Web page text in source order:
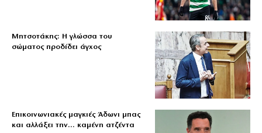
Μητσοτάκης: Η γλώσσα του
σώματος προδίδει άγχος
Επικοινωνιακές μαγκιές Άδωνι μπας
και αλλάξει την… καμένη ατζέντα